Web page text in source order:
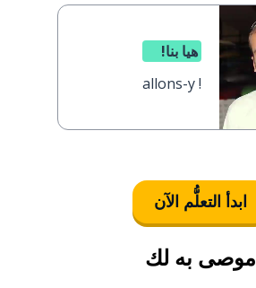
هيا بنا!
allons-y !
ابدأ التعلُّم الآن
موصى به لك